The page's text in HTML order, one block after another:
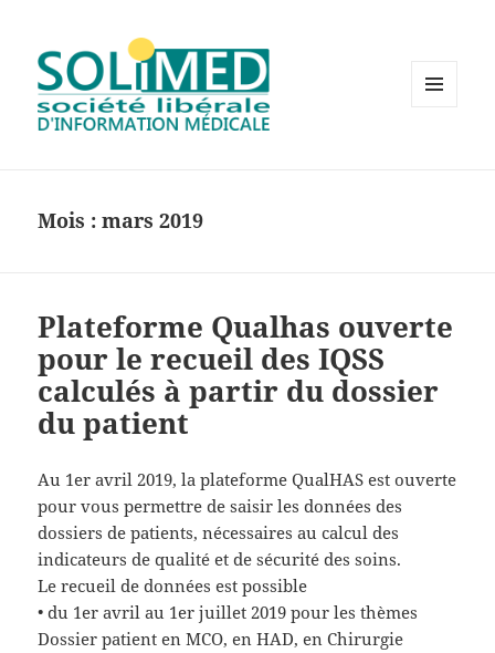
Mois :mars 2019
Plateforme Qualhas ouverte
pour le recueil des IQSS
calculés à partir du dossier
du patient
Au 1er avril 2019, la plateforme QualHAS est ouverte
pour vous permettre de saisir les données des
dossiers de patients, nécessaires au calcul des
indicateurs de qualité et de sécurité des soins.
Le recueil de données est possible
• du 1er avril au 1er juillet 2019 pour les thèmes
Dossier patient en MCO, en HAD, en Chirurgie